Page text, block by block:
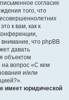
согласие
того, что
к вам, как к
что phpBB
давать
объектом
на вопрос «С кем
и/или
имеет юридической